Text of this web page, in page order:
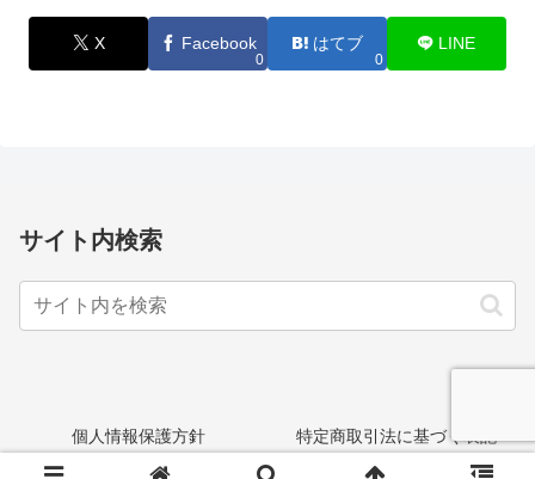
X Facebook
0
はてブ
0
LINE
サイト内検索
個人情報保護方針 特定商取引法に基づく表記